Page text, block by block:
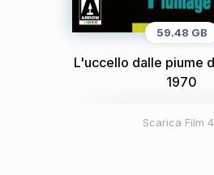
59.48 GB
L'uccello dalle piume
1970
Scarica Film